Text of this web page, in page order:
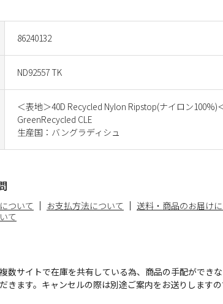
86240132
ND92557 TK
＜表地＞40D Recycled Nylon Ripstop(ナイロン100%)
GreenRecycled CLE
生産国：バングラディシュ
ついて お支払方法について
送料・商品のお届け
て
数サイトで在庫を共有している為、商品の手配ができ
きます。キャンセルの際は別途ご案内をお送りします